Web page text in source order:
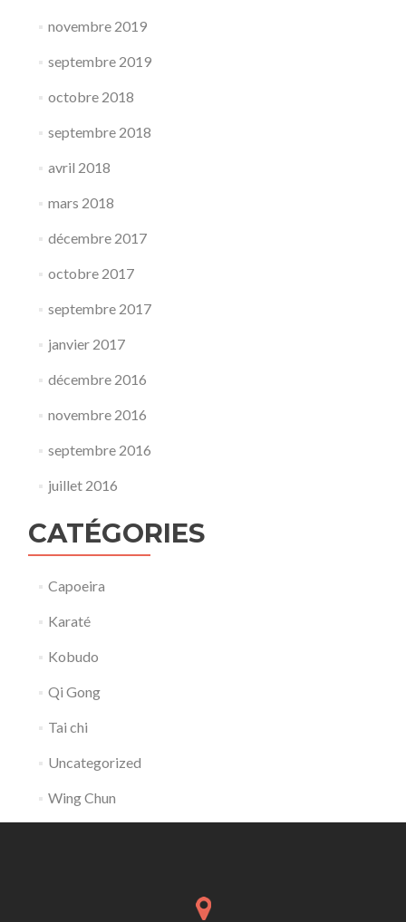
novembre 2019
septembre 2019
octobre 2018
septembre 2018
avril 2018
mars 2018
décembre 2017
octobre 2017
septembre 2017
janvier 2017
décembre 2016
novembre 2016
septembre 2016
juillet 2016
CATÉGORIES
Capoeira
Karaté
Kobudo
Qi Gong
Tai chi
Uncategorized
Wing Chun